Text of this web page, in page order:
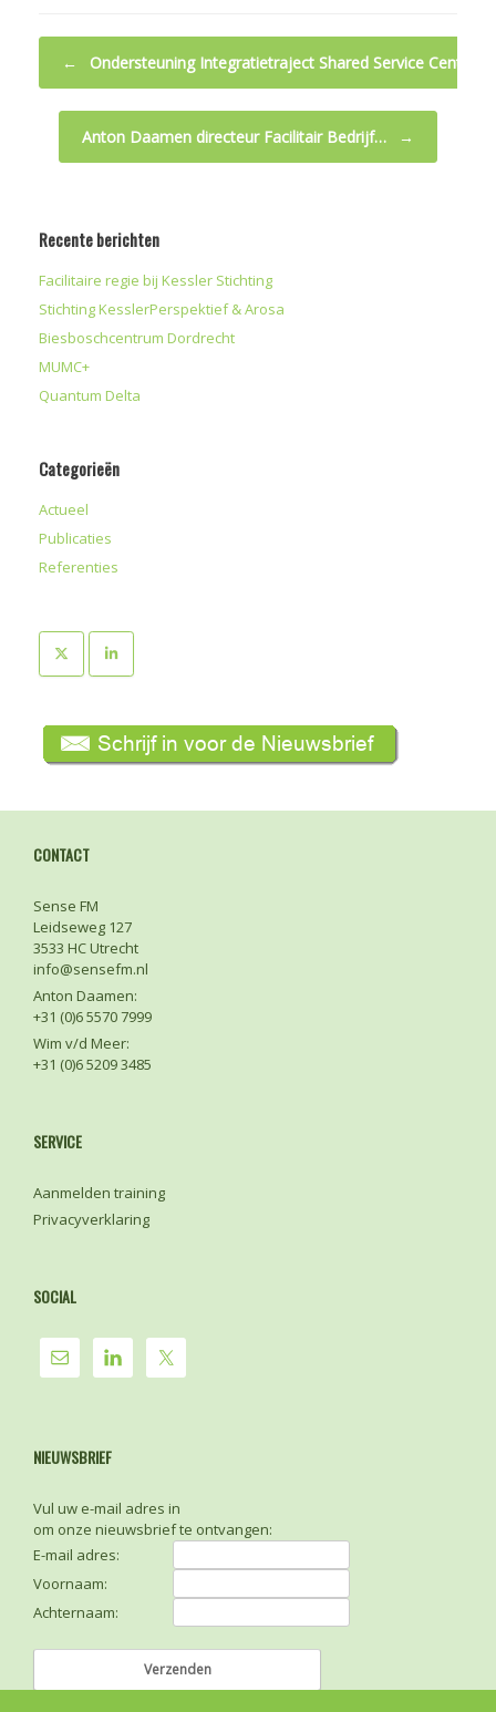
← Ondersteuning Integratietraject Shared Service Center…
Anton Daamen directeur Facilitair Bedrijf… →
Recente berichten
Facilitaire regie bij Kessler Stichting
Stichting KesslerPerspektief & Arosa
Biesboschcentrum Dordrecht
MUMC+
Quantum Delta
Categorieën
Actueel
Publicaties
Referenties
CONTACT
Sense FM
Leidseweg 127
3533 HC Utrecht
info@sensefm.nl
Anton Daamen:
+31 (0)6 5570 7999
Wim v/d Meer:
+31 (0)6 5209 3485
SERVICE
Aanmelden training
Privacyverklaring
SOCIAL
NIEUWSBRIEF
Vul uw e-mail adres in
om onze nieuwsbrief te ontvangen:
E-mail adres:
Voornaam:
Achternaam: